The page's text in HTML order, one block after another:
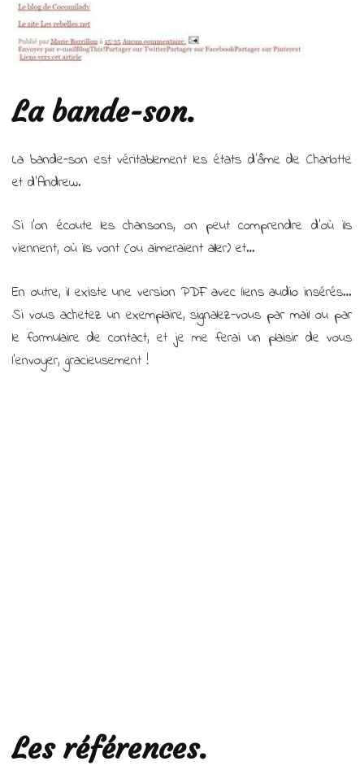
La bande-son.
La bande-son est véritablement les états d’âme de Charlotte
et d’Andrew.
Si l’on écoute les chansons, on peut comprendre d’où ils
viennent, où ils vont (ou aimeraient aller) et…
En outre, il existe une version PDF avec liens audio insérés…
Si vous achetez un exemplaire, signalez-vous par mail ou par
le formulaire de contact, et je me ferai un plaisir de vous
l’envoyer, gracieusement !
Les références.